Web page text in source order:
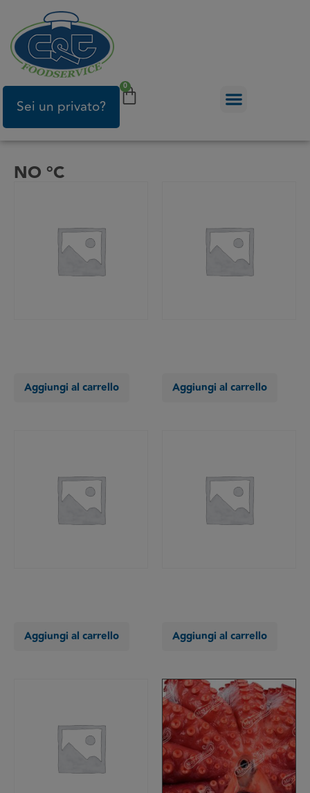
Sei un privato?
0
NO °C
Aggiungi al carrello Aggiungi al carrello
Aggiungi al carrello Aggiungi al carrello